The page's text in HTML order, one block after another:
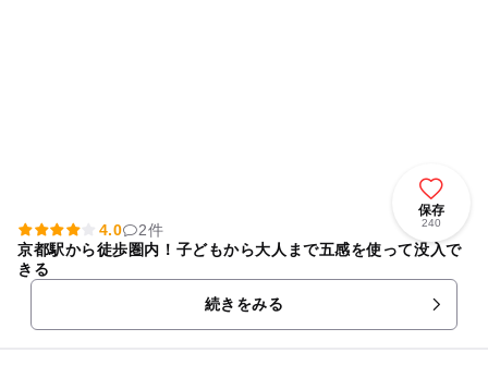
保存
240
4.0
2件
京都駅から徒歩圏内！子どもから大人まで五感を使って没入で
きる
続きをみる